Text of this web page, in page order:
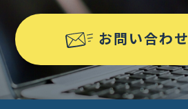
お問い合わせ